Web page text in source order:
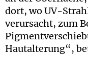
dort, wo UV-
verursacht, zum
Hautalterung“,